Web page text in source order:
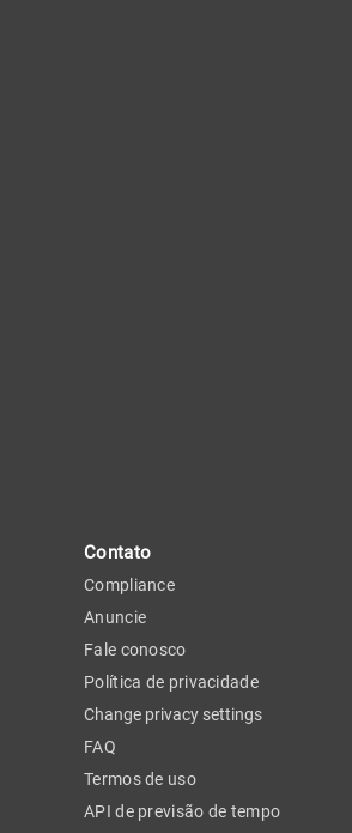
Contato
Compliance
Anuncie
Fale conosco
Política de privacidade
Change privacy settings
FAQ
Termos de uso
API de previsão de tempo